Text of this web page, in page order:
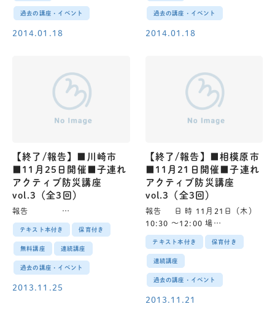
過去の講座・イベント
2014.01.18
過去の講座・イベント
2014.01.18
【終了/報告】■川崎市
■11月25日開催■子連れ
アクティブ防災講座
vol.3（全3回）
報告 …
テキスト本付き 保育付き
無料講座 連続講座
過去の講座・イベント
2013.11.25
【終了/報告】■相模原市
■11月21日開催■子連れ
アクティブ防災講座
vol.3（全3回）
報告 日 時 11月21日（木）
10:30 〜12:00 場…
テキスト本付き 保育付き
連続講座
過去の講座・イベント
2013.11.21